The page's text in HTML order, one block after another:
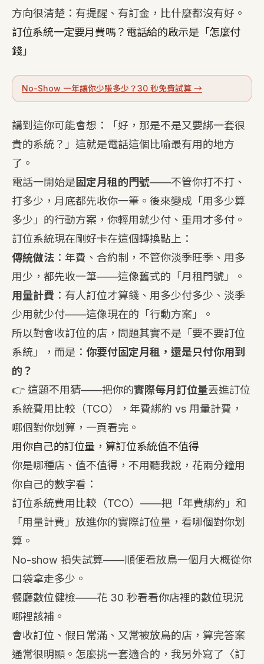
方向很清楚：有提醒、有訂金，比什麼都沒有好。
訂位系統一定要月費嗎？電話給的啟示是「怎麼付
錢」
No-Show 一年讓你少賺多少？30 秒免費試算 →
講到這你可能會想：「好，那是不是又要綁一套很
貴的系統？」這就是電話這個比喻最有用的地方
了。
電話一開始是 固定月租的門號——不管你打不打、
打多少，月底都先收你一筆。後來變成「用多少算
多少」的行動方案，你輕用就少付、重用才多付。
訂位系統現在剛好卡在這個轉換點上：
傳統做法 ：年費、合約制，不管你淡季旺季、用多
用少，都先收一筆——這像舊式的「月租門號」。
用量計費 ：有人訂位才算錢、用多少付多少、淡季
少用就少付——這像現在的「行動方案」。
所以對會收訂位的店，問題其實不是「要不要訂位
系統」，而是： 你要付固定月租，還是只付你用到
的？
👉 這題不用猜——把你的實際每月訂位量丟進訂位
系統費用比較（TCO）
，年費綁約 vs 用量計費，
哪個對你划算，一頁看完。
用你自己的訂位量，算訂位系統值不值得
你是哪種店、值不值得，不用聽我說，花兩分鐘用
你自己的數字看：
訂位系統費用比較（TCO） ——把「年費綁約」和
「用量計費」放進你的實際訂位量，看哪個對你划
算。
No-show 損失試算——順便看放鳥一個月大概從你
口袋拿走多少。
餐廳數位健檢——花 30 秒看看你店裡的數位現況
哪裡該補。
會收訂位、假日常滿、又常被放鳥的店，算完答案
通常很明顯。怎麼挑一套適合的，我另外寫了〈訂